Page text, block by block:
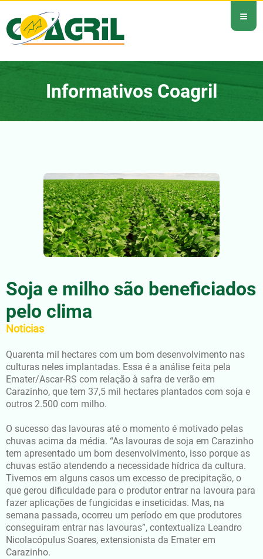
≡
Informativos Coagril
Soja e milho são beneficiados
pelo clima
Noticias
Quarenta mil hectares com um bom desenvolvimento nas
culturas neles implantadas. Essa é a análise feita pela
Emater/Ascar-RS com relação à safra de verão em
Carazinho, que tem 37,5 mil hectares plantados com soja e
outros 2.500 com milho.
O sucesso das lavouras até o momento é motivado pelas
chuvas acima da média. “As lavouras de soja em Carazinho
tem apresentado um bom desenvolvimento, isso porque as
chuvas estão atendendo a necessidade hídrica da cultura.
Tivemos em alguns casos um excesso de precipitação, o
que gerou dificuldade para o produtor entrar na lavoura para
fazer aplicações de fungicidas e inseticidas. Mas, na
semana passada, ocorreu um período em que produtores
conseguiram entrar nas lavouras”, contextualiza Leandro
Nicolacópulus Soares, extensionista da Emater em
Carazinho.